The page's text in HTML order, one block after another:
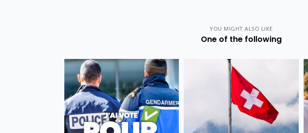
YOU MIGHT ALSO LIKE
One of the following